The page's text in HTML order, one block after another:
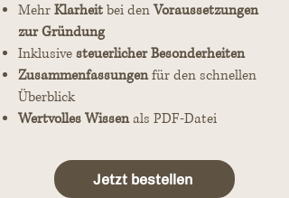
MehrKlarheitbei denVoraussetzungen
zur Gründung
Inklusivesteuerlicher Besonderheiten
Zusammenfassungenfür den schnellen
Überblick
Wertvolles Wissenals PDF-Datei
Jetzt bestellen